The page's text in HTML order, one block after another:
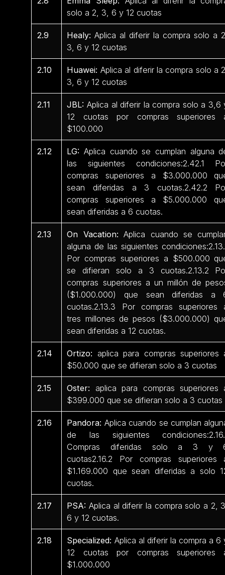
solo a 2, 3, 6 y 12 cuotas
2.9 Healy: Aplica al diferir la compra solo a
3, 6 y 12 cuotas
2.10 Huawei: Aplica al diferir la compra solo a
3, 6 y 12 cuotas
2.11 JBL: Aplica al diferir la compra solo a 3,6
12 cuotas por compras superiores
$100.000
2.12 LG: Aplica cuando se cumplan alguna
las siguientes condiciones:2.42.1
compras superiores a $3.000.000
sean diferidas a 3 cuotas.2.42.2
compras superiores a $5.000.000
sean diferidas a 6 cuotas.
2.13 On Vacation:Aplica cuando se
alguna de las siguientes
Por compras superiores a $500.000
se difieran solo a 3 cuotas.2.13.2
compras superiores a un millón de
($1.000.000) que sean diferidas a
cuotas.2.13.3 Por compras superiores
tres millones de pesos ($3.000.000)
sean diferidas a 12 cuotas.
2.14 Ortizo: aplica para compras superiores
$50.000 que se difieran solo a 3 cuotas
2.15 Oster: aplica para compras superiores
$399.000 que se difieran solo a 3 cuotas
2.16 Pandora: Aplica cuando se cumplan
de las siguientes
Compras diferidas solo a 3 y
cuotas2.16.2 Por compras superiores
$1.169.000 que sean diferidas a solo
cuotas.
2.17 PSA: Aplica al diferir la compra solo a 2,
6 y 12 cuotas.
2.18 Specialized: Aplica al diferir la compra a 6
12 cuotas por compras superiores
$1.000.000